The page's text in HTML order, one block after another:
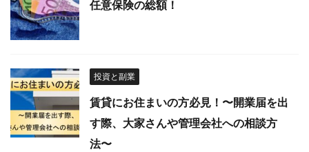
任意保険の総額！
投資と副業
賃貸にお住まいの方必見！〜開業届を出
す際、大家さんや管理会社への相談方
法〜